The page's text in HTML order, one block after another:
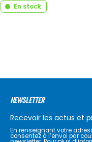
En stock
NEWSLETTER
Recevoir les actus et
En renseignant votre
consentez à l’envoi par